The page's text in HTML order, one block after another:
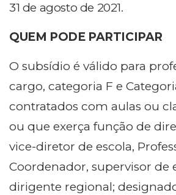
31 de agosto de 2021.
QUEM PODE PARTICIPAR
O subsídio é válido para
cargo, categoria F e
contratados com aulas ou
ou que exerça função de
vice-diretor de escola,
Coordenador, supervisor de
dirigente regional;